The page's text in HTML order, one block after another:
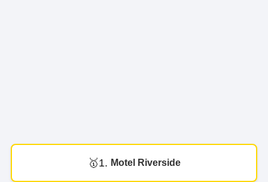
1. Motel Riverside